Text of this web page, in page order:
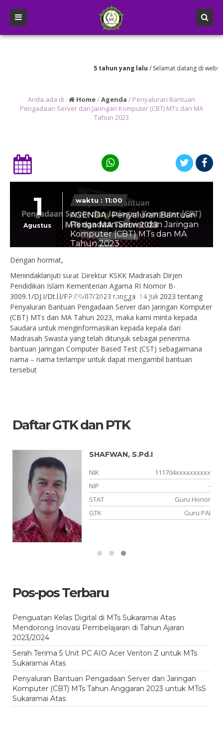
5 tahun yang lalu / Selamat datang di website
Anda ada di : Home/Agenda / Penyaluran Bantuan
Pengadaan Server dan Jaringan Komputer (CBT) MTs dan MA
Tahun 2023
1
Agustus
waktu : 11:00
AGENDA : Penyaluran Bantuan
Pengadaan Server dan Jaringan
Komputer (CBT) MTs dan MA
Tahun 2023
Banda Aceh
maaf, acara telah lewat
Dengan hormat,
Menindaklanjuti surat Direktur KSKK Madrasah Dirjen
Pendidikan Islam Kementerian Agama RI Nomor B-
3009.1/DJ.I/Dt.l.l/PP.00/07/2023 tanggal 14 Juli 2023 tentang
Penyaluran Bantuan Pengadaan Server dan Jaringan Komputer
(CBT) MTs dan MA Tahun 2023, maka kami minta kepada
Saudara untuk menginformasikan kepada kepala dari
Madrasah Swasta yang telah ditunjuk sebagai penerima
bantuan Jaringan Computer Based Test (CST) sebagaimana
nama – nama terlampir untuk dapat mengambil bantuan
tersebut
Daftar GTK dan PTK
SHAFWAN, S.Pd.I
NIK
111704xxxxxxxxxx
NIP
-
STAT
Guru Honor
GTK
Guru PAI
Pos-pos Terbaru
Penguatan Kelas Digital di MTs Sukaramai Atas
Mendorong Inovasi Pembelajaran di Tahun Ajaran
2023/2024
Serah Terima 5 Unit PC AIO Acer Veriton Z untuk MTs
Sukaramai Atas
Penyaluran Bantuan Pengadaan Server dan Jaringan
Komputer (CBT) MTs Tahun Anggaran 2023 untuk MTsS
Sukaramai Atas